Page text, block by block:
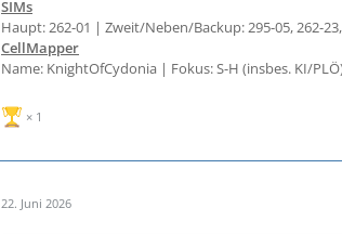
SIMs
Haupt: 262-01 | Zweit/Neben/Backup: 295-05, 262-
CellMapper
Name: KnightOfCydonia | Fokus: S-H (insbes. KI/
1
22. Juni 2026